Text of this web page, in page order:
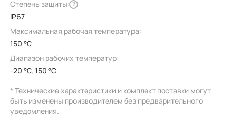
Степень защиты: ?
IP67
Максимальная рабочая температура:
150 °C
Диапазон рабочих температур:
-20 °C, 150 °C
* Технические характеристики и комплект поставки могут
быть изменены производителем без предварительного
уведомления.